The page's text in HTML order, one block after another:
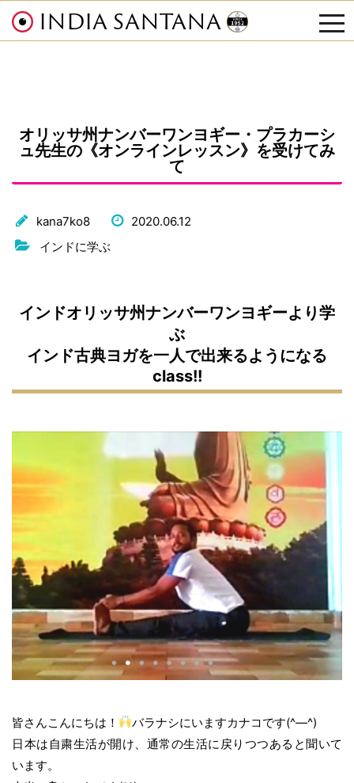
INDIA SANTANA
オリッサ州ナンバーワンヨギー・プラカーシ
ュ先生の《オンラインレッスン》を受けてみ
て
kana7ko8
2020.06.12
インドに学ぶ
インドオリッサ州ナンバーワンヨギーより学
ぶ
インド古典ヨガを一人で出来るようになる
class!!
皆さんこんにちは！
バラナシにいますカナコです(^―^)
日本は自粛生活が開け、通常の生活に戻りつつあると聞いて
います。